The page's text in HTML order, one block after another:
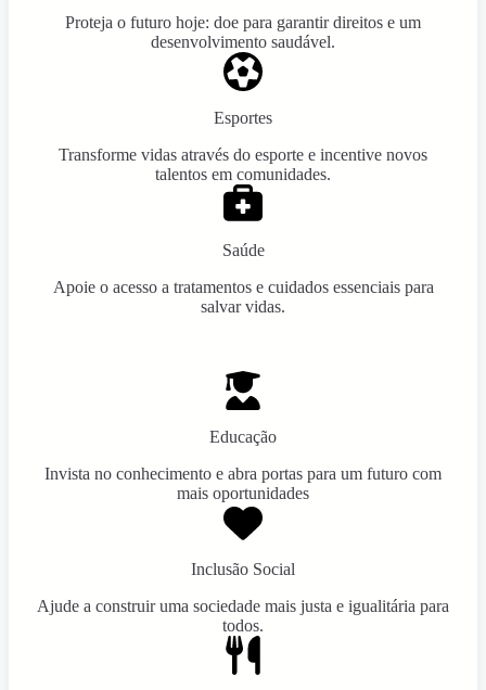
Proteja o futuro hoje: doe para garantir direitos e um
desenvolvimento saudável.
Esportes
Transforme vidas através do esporte e incentive novos
talentos em comunidades.
Saúde
Apoie o acesso a tratamentos e cuidados essenciais para
salvar vidas.
Educação
Invista no conhecimento e abra portas para um futuro com
mais oportunidades
Inclusão Social
Ajude a construir uma sociedade mais justa e igualitária para
todos.